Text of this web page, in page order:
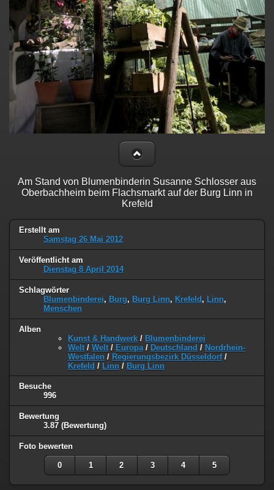
Am Stand von Blumenbinderin Susanne Schlosser aus
Oberbachheim beim Flachsmarkt auf der Burg Linn in
Krefeld
Erstellt am
Samstag 26 Mai 2012
Veröffentlicht am
Dienstag 8 April 2014
Schlagwörter
Blumenbinderei, Burg, Burg Linn, Krefeld, Linn,
Menschen
Alben
Kunst & Handwerk / Blumenbinderei
Welt / Welt / Europa / Deutschland / Nordrhein-
Westfalen / Regierungsbezirk Düsseldorf/
Krefeld / Linn / Burg Linn
Besuche
996
Bewertung
3.87 (Bewertung)
Foto bewerten
0 1 2 3 4 5